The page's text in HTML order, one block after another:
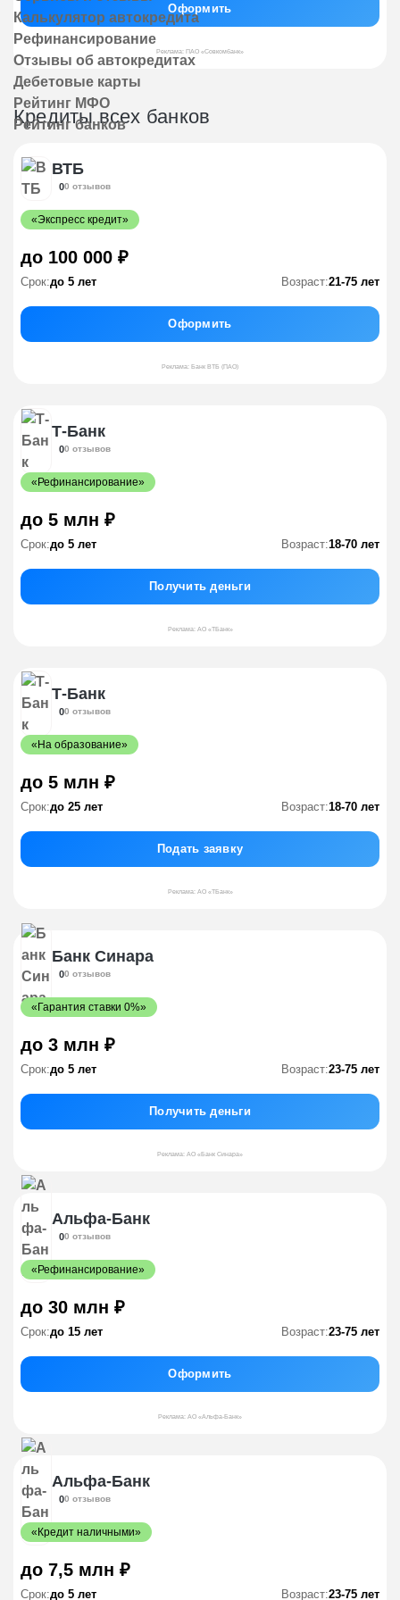
Калькулятор автокредита
Рефинансирование
Отзывы об автокредитах
Дебетовые карты
Рейтинг МФО
Рейтинг банков
Оформить
Реклама: ПАО «Совкомбанк»
Кредиты всех банков
ВТБ
00 отзывов
«Экспресс кредит»
до 100 000 ₽
Срок:до 5 лет Возраст:21-75 лет
Оформить
Реклама: Банк ВТБ (ПАО)
Т-Банк
00 отзывов
«Рефинансирование»
до 5 млн ₽
Срок:до 5 лет Возраст:18-70 лет
Получить деньги
Реклама: АО «ТБанк»
Т-Банк
00 отзывов
«На образование»
до 5 млн ₽
Срок:до 25 лет Возраст:18-70 лет
Подать заявку
Реклама: АО «ТБанк»
Банк Синара
00 отзывов
«Гарантия ставки 0%»
до 3 млн ₽
Срок:до 5 лет Возраст:23-75 лет
Получить деньги
Реклама: АО «Банк Синара»
Альфа-Банк
00 отзывов
«Рефинансирование»
до 30 млн ₽
Срок:до 15 лет Возраст:23-75 лет
Оформить
Реклама: АО «Альфа-Банк»
Альфа-Банк
00 отзывов
«Кредит наличными»
до 7,5 млн ₽
Срок:до 5 лет Возраст:23-75 лет